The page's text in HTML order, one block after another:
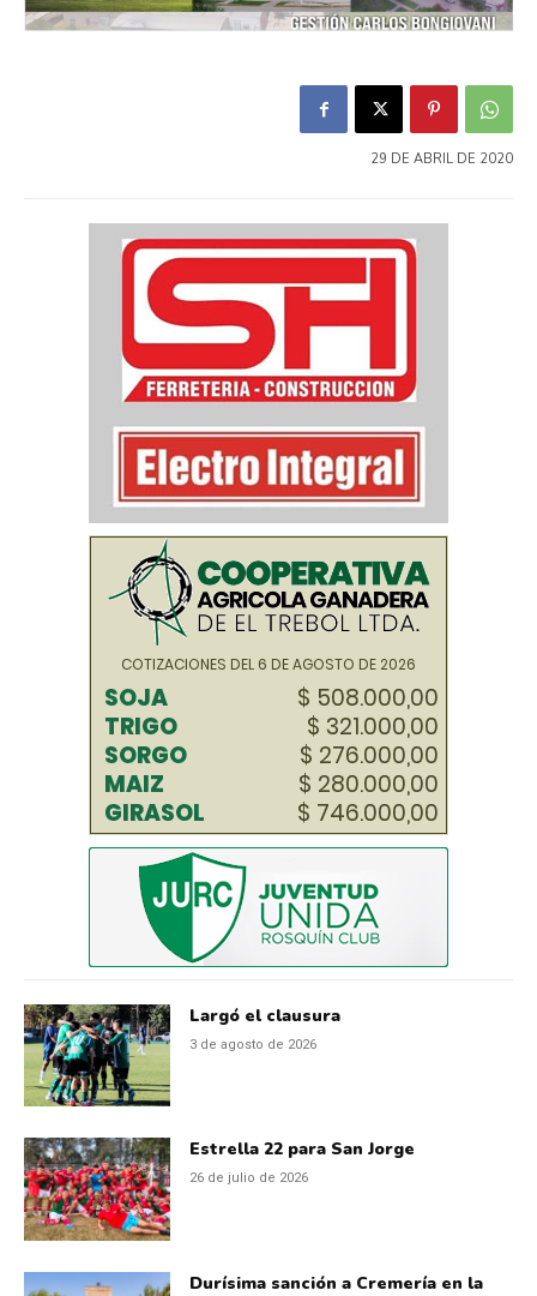
29 DE ABRIL DE 2020
Largó el clausura
3 de agosto de 2026
Estrella 22 para San Jorge
26 de julio de 2026
Durísima sanción a Cremería en la